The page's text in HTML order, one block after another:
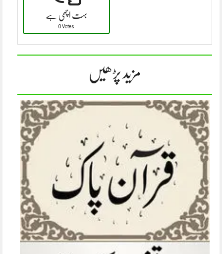
بہت اچھی ہے
0 Votes
مزید پڑھیں